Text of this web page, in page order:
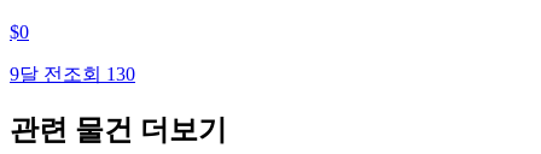
$0
9달 전 조회 130
관련 물건 더보기